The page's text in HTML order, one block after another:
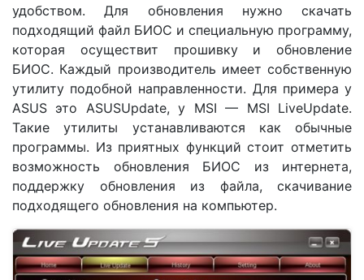
удобством. Для обновления нужно скачать
подходящий файл БИОС и специальную программу,
которая осуществит прошивку и обновление
БИОС. Каждый производитель имеет собственную
утилиту подобной направленности. Для примера у
ASUS это ASUSUpdate, у MSI — MSI LiveUpdate.
Такие утилиты устанавливаются как обычные
программы. Из приятных функций стоит отметить
возможность обновления БИОС из интернета,
поддержку обновления из файла, скачивание
подходящего обновления на компьютер.